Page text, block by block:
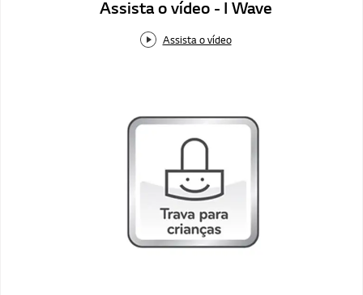
Assista o vídeo - I Wave
Assista o vídeo